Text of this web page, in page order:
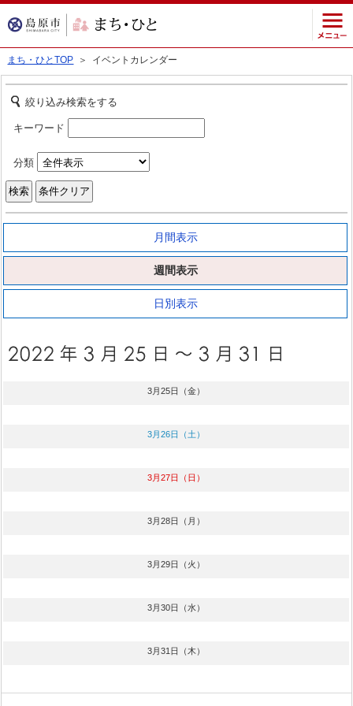
まち・ひとTOP ＞ イベントカレンダー
絞り込み検索をする
キーワード
分類
月間表示
週間表示
日別表示
3月25日（金）
3月26日（土）
3月27日（日）
3月28日（月）
3月29日（火）
3月30日（水）
3月31日（木）